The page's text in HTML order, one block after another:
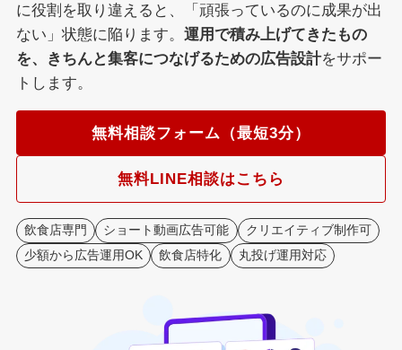
に役割を取り違えると、「頑張っているのに成果が出
ない」状態に陥ります。 運用で積み上げてきたもの
を、きちんと集客につなげるための広告設計をサポー
トします。
無料相談フォーム（最短3分）
無料LINE相談はこちら
飲食店専門 ショート動画広告可能
クリエイティブ制作可
少額から広告運用OK
飲食店特化 丸投げ運用対応